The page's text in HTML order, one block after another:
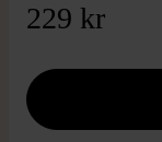
229 kr